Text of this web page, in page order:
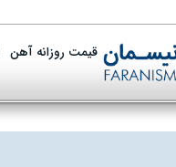
قیمت روزانه آهن